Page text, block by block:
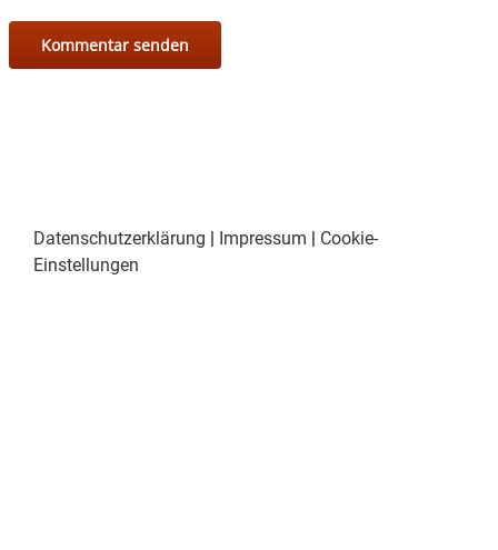
Datenschutzerklärung | Impressum | Cookie-
Einstellungen